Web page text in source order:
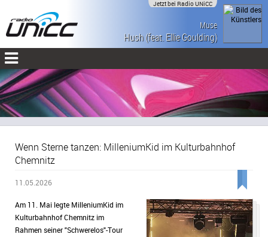
Jetzt bei Radio UNiCC
Muse
Hush (feat. Ellie Goulding)
Wenn Sterne tanzen: MilleniumKid im Kulturbahnhof
Chemnitz
11.05.2026
Am 11. Mai legte MilleniumKid im
Kulturbahnhof Chemnitz im
Rahmen seiner "Schwerelos"-Tour